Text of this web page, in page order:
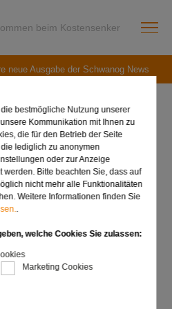
bestmögliche Nutzung unserer
Kommunikation mit Ihnen zu
die für den Betrieb der Seite
lediglich zu anonymen
oder zur Anzeige
Bitte beachten Sie, dass auf
nicht mehr alle Funktionalitäten
Weitere Informationen finden Sie
.
welche Cookies Sie zulassen:
Marketing Cookies
beim Kostensenker
neue Ausgabe der Schwanog News ist
Ausgabe
News ist